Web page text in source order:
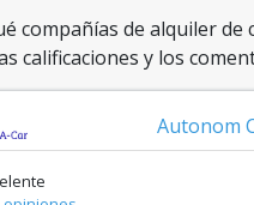
compañías de alquiler
calificaciones y los
Autonom